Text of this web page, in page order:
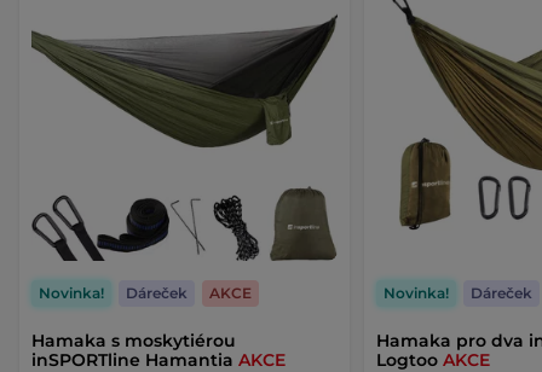
Hamaka s moskytiérou
inSPORTline Hamantia AKCE
Novinka! Dáreček AKCE
Hamaka pro dva
LogtooAKCE
Novinka! Dáreček